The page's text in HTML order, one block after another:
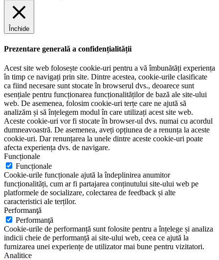
Închide
Prezentare generală a confidențialității
Acest site web folosește cookie-uri pentru a vă îmbunătăți experiența
în timp ce navigați prin site. Dintre acestea, cookie-urile clasificate
ca fiind necesare sunt stocate în browserul dvs., deoarece sunt
esențiale pentru funcționarea funcționalităților de bază ale site-ului
web. De asemenea, folosim cookie-uri terțe care ne ajută să
analizăm și să înțelegem modul în care utilizați acest site web.
Aceste cookie-uri vor fi stocate în browser-ul dvs. numai cu acordul
dumneavoastră. De asemenea, aveți opțiunea de a renunța la aceste
cookie-uri. Dar renunțarea la unele dintre aceste cookie-uri poate
afecta experiența dvs. de navigare.
Funcționale
Funcționale
Cookie-urile funcționale ajută la îndeplinirea anumitor
funcționalități, cum ar fi partajarea conținutului site-ului web pe
platformele de socializare, colectarea de feedback și alte
caracteristici ale terților.
Performanţă
Performanţă
Cookie-urile de performanță sunt folosite pentru a înțelege și analiza
indicii cheie de performanță ai site-ului web, ceea ce ajută la
furnizarea unei experiențe de utilizator mai bune pentru vizitatori.
Analitice